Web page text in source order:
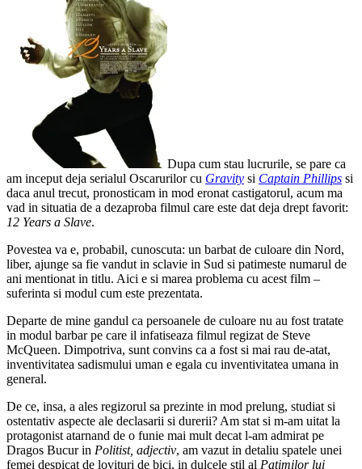
Dupa cum stau lucrurile, se pare ca
am inceput deja serialul Oscarurilor cu Gravity si Captain Phillips si
daca anul trecut, pronosticam in mod eronat castigatorul, acum ma
vad in situatia de a dezaproba filmul care este dat deja drept favorit:
12 Years a Slave.
Povestea va e, probabil, cunoscuta: un barbat de culoare din Nord,
liber, ajunge sa fie vandut in sclavie in Sud si patimeste numarul de
ani mentionat in titlu. Aici e si marea problema cu acest film –
suferinta si modul cum este prezentata.
Departe de mine gandul ca persoanele de culoare nu au fost tratate
in modul barbar pe care il infatiseaza filmul regizat de Steve
McQueen. Dimpotriva, sunt convins ca a fost si mai rau de-atat,
inventivitatea sadismului uman e egala cu inventivitatea umana in
general.
De ce, insa, a ales regizorul sa prezinte in mod prelung, studiat si
ostentativ aspecte ale declasarii si durerii? Am stat si m-am uitat la
protagonist atarnand de o funie mai mult decat l-am admirat pe
Dragos Bucur in Politist, adjectiv, am vazut in detaliu spatele unei
femei despicat de lovituri de bici, in dulcele stil al Patimilor lui